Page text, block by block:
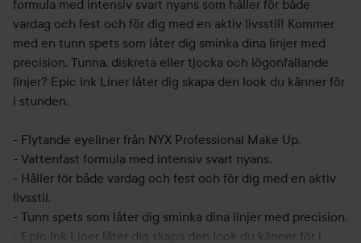
formula med intensiv svart nyans som håller för både
vardag och fest och för dig med en aktiv livsstil! Kommer
med en tunn spets som låter dig sminka dina linjer med
precision. Tunna, diskreta eller tjocka och iögonfallande
linjer? Epic Ink Liner låter dig skapa den look du känner för
i stunden.
- Flytande eyeliner från NYX Professional Make Up.
- Vattenfast formula med intensiv svart nyans.
- Håller för både vardag och fest och för dig med en aktiv
livsstil.
- Tunn spets som låter dig sminka dina linjer med precision.
- Epic Ink Liner låter dig skapa den look du känner för i